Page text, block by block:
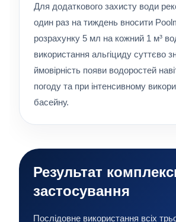
Для додаткового захисту води
один раз на тиждень вносити
розрахунку 5 мл на кожний 1 м³
використання альгіциду суттєво
ймовірність появи водоростей
погоду та при інтенсивному
басейну.
Результат
застосування
Послідовне використання всіх